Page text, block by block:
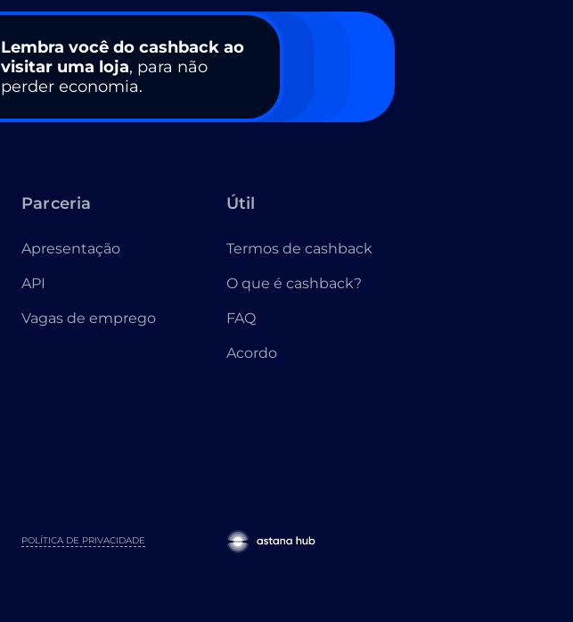
Lembra você do cashback ao
visitar uma loja, para não
perder economia.
Parceria
Apresentação
API
Vagas de emprego
Útil
Termos de cashback
O que é cashback?
FAQ
Acordo
POLÍTICA DE PRIVACIDADE